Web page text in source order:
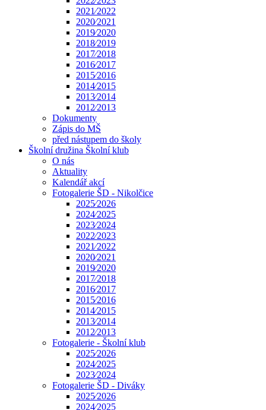
2021⁄2022
2020⁄2021
2019⁄2020
2018⁄2019
2017⁄2018
2016⁄2017
2015⁄2016
2014⁄2015
2013⁄2014
2012⁄2013
Dokumenty
Zápis do MŠ
před nástupem do školy
Školní družina Školní klub
O nás
Aktuality
Kalendář akcí
Fotogalerie ŠD - Nikolčice
2025⁄2026
2024⁄2025
2023⁄2024
2022⁄2023
2021⁄2022
2020⁄2021
2019⁄2020
2017⁄2018
2016⁄2017
2015⁄2016
2014⁄2015
2013⁄2014
2012⁄2013
Fotogalerie - Školní klub
2025⁄2026
2024⁄2025
2023⁄2024
Fotogalerie ŠD - Diváky
2025⁄2026
2024⁄2025